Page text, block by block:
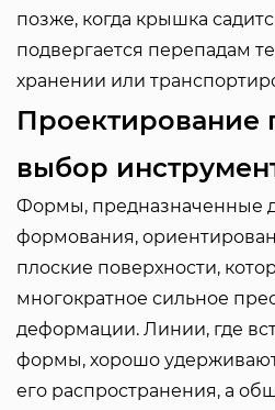
позже, когда крышка
подвергается перепадам
хранении или
Проектирование
выбор
Формы, предназначенные
формования,
плоские поверхности,
многократное сильное
деформации. Линии, где
формы, хорошо
его распространения, а